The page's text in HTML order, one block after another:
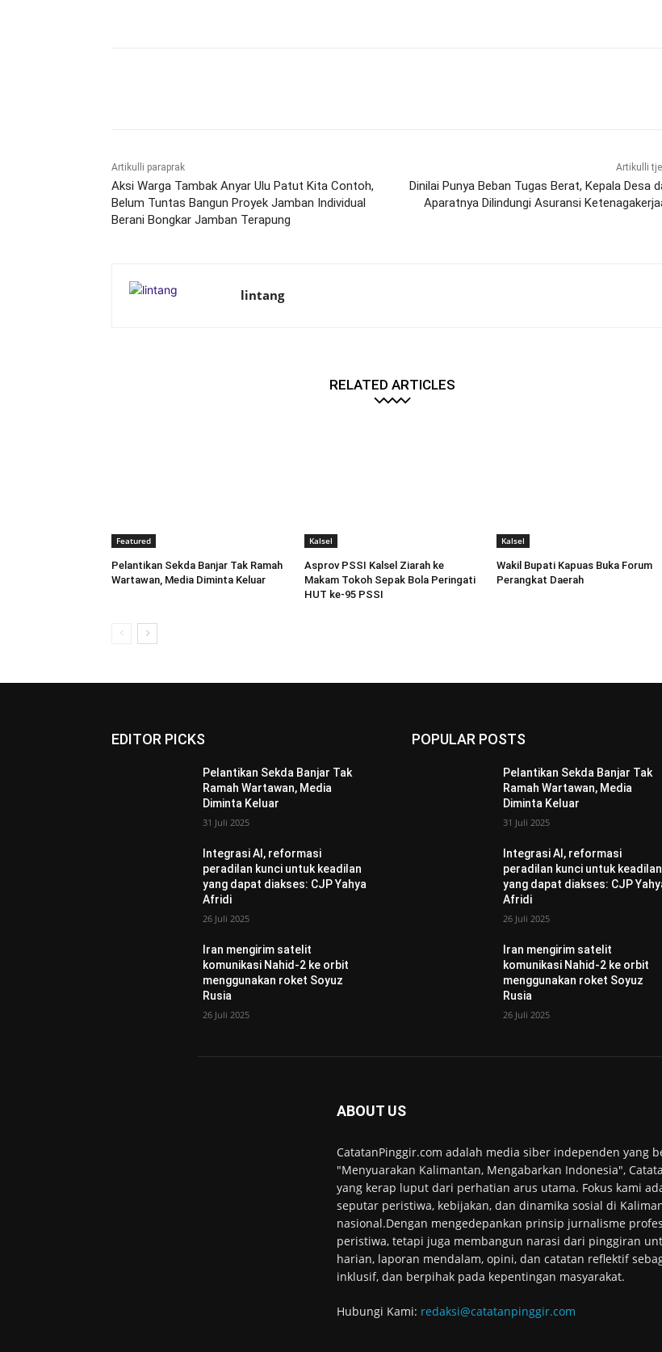
Artikulli paraprak
Aksi Warga Tambak Anyar Ulu Patut Kita Contoh,
Belum Tuntas Bangun Proyek Jamban Individual
Berani Bongkar Jamban Terapung
Artikulli
Dinilai Punya Beban Tugas Berat, Kepala Desa
Aparatnya Dilindungi Asuransi
lintang
RELATED ARTICLES
Featured
Pelantikan Sekda Banjar Tak Ramah
Wartawan, Media Diminta Keluar
Kalsel
Asprov PSSI Kalsel Ziarah ke
Makam Tokoh Sepak Bola Peringati
HUT ke-95 PSSI
Kalsel
Wakil Bupati Kapuas Buka Forum
Perangkat Daerah
EDITOR PICKS
Pelantikan Sekda Banjar Tak
Ramah Wartawan, Media
Diminta Keluar
31 Juli 2025
Integrasi AI, reformasi
peradilan kunci untuk keadilan
yang dapat diakses: CJP Yahya
Afridi
26 Juli 2025
Iran mengirim satelit
komunikasi Nahid-2 ke orbit
menggunakan roket Soyuz
Rusia
26 Juli 2025
POPULAR POSTS
Pelantikan Sekda Banjar Tak
Ramah Wartawan, Media
Diminta Keluar
31 Juli 2025
Integrasi AI, reformasi
peradilan kunci untuk keadilan
yang dapat diakses: CJP
Afridi
26 Juli 2025
Iran mengirim satelit
komunikasi Nahid-2 ke orbit
menggunakan roket Soyuz
Rusia
26 Juli 2025
ABOUT US
CatatanPinggir.com adalah media siber independen yang
"Menyuarakan Kalimantan, Mengabarkan Indonesia",
yang kerap luput dari perhatian arus utama. Fokus kami
seputar peristiwa, kebijakan, dan dinamika sosial di
nasional.Dengan mengedepankan prinsip jurnalisme
peristiwa, tetapi juga membangun narasi dari pinggiran
harian, laporan mendalam, opini, dan catatan reflektif
inklusif, dan berpihak pada kepentingan masyarakat.
Hubungi Kami: redaksi@catatanpinggir.com